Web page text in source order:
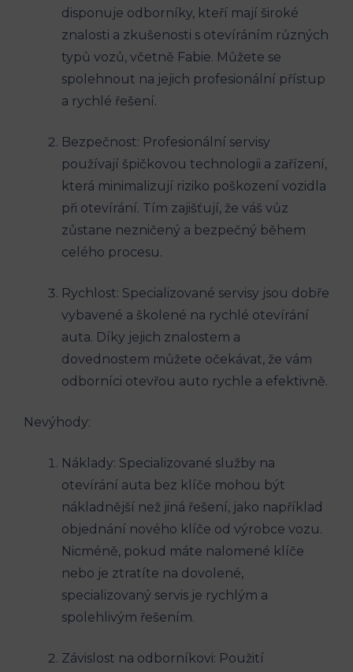
disponuje odborníky, kteří‌ mají široké
⁢znalosti a zkušenosti s otevíráním různých
typů vozů, včetně Fabie. Můžete se
spolehnout na jejich profesionální přístup
a ⁤rychlé ⁣řešení.
Bezpečnost: Profesionální servisy
používají špičkovou technologii a zařízení,
která minimalizují riziko poškození ⁢vozidla
při otevírání. Tím zajišťují, že váš vůz
zůstane nezničený a bezpečný během
celého procesu.
Rychlost: Specializované servisy jsou dobře
vybavené a školené na‍ rychlé​ otevírání
auta. Díky jejich znalostem a
dovednostem‌ můžete​ očekávat, ‌že vám
odborníci otevřou auto rychle a⁣ efektivně.
Nevýhody:
Náklady: Specializované služby na
otevírání auta bez klíče mohou být
nákladnější než jiná řešení, jako například
objednání nového klíče od výrobce vozu.
Nicméně, pokud máte nalomené klíče
nebo je ztratíte ‍na dovolené,
specializovaný servis je rychlým a
spolehlivým řešením.
Závislost na odborníkovi: Použití